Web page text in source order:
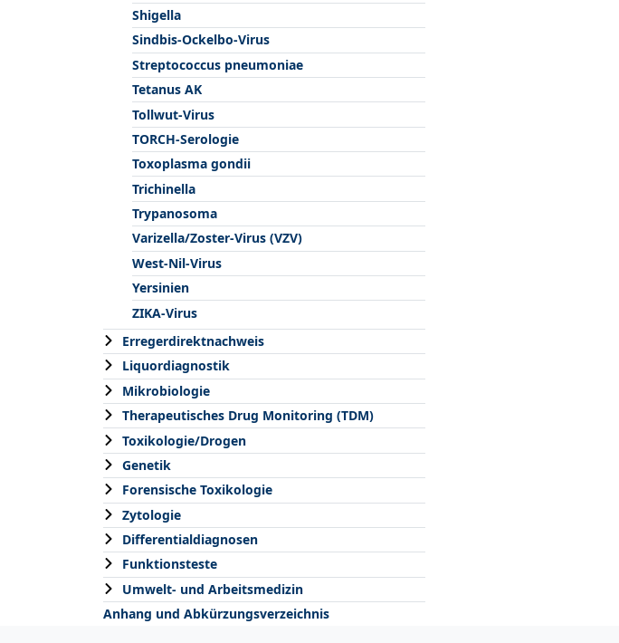
Shigella
Sindbis-Ockelbo-Virus
Streptococcus pneumoniae
Tetanus AK
Tollwut-Virus
TORCH-Serologie
Toxoplasma gondii
Trichinella
Trypanosoma
Varizella/Zoster-Virus (VZV)
West-Nil-Virus
Yersinien
ZIKA-Virus
Erregerdirektnachweis
Liquordiagnostik
Mikrobiologie
Therapeutisches Drug Monitoring (TDM)
Toxikologie/Drogen
Genetik
Forensische Toxikologie
Zytologie
Differentialdiagnosen
Funktionsteste
Umwelt- und Arbeitsmedizin
Anhang und Abkürzungsverzeichnis